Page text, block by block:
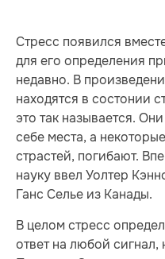
Cтресс появился
для его определения
недавно. В
находятся в состонии
это так называется.
себе места, а
страстей, погибают.
науку ввел Уолтер
Ганс Селье из Канады.
В целом стресс
ответ на любой